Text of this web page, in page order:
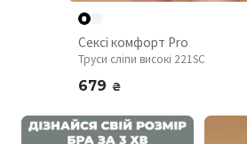
Сексі комфорт Pro
Труси сліпи високі 221SC
679 ₴